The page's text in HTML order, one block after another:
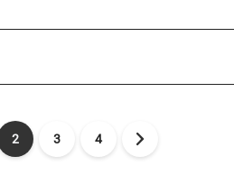
2 3 4